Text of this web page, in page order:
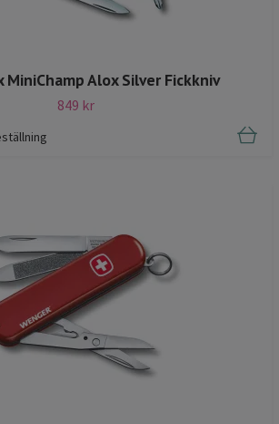
Alox Silver Fickkniv
849 kr